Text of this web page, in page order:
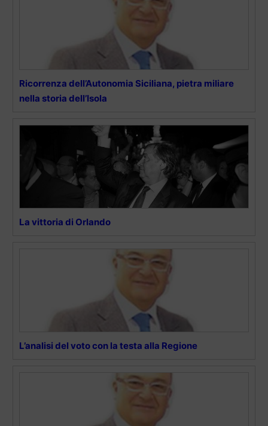
Ricorrenza dell’Autonomia Siciliana, pietra miliare
nella storia dell’Isola
La vittoria di Orlando
L’analisi del voto con la testa alla Regione